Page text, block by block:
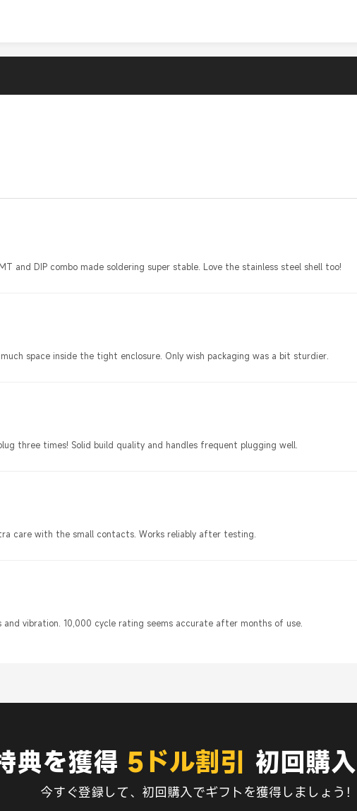
and DIP combo made soldering super stable. Love the stainless steel shell too!
space inside the tight enclosure. Only wish packaging was a bit sturdier.
three times! Solid build quality and handles frequent plugging well.
care with the small contacts. Works reliably after testing.
vibration. 10,000 cycle rating seems accurate after months of use.
典を獲得 5ドル割引 初回購
今すぐ登録して、初回購入でギフトを獲得しましょう！